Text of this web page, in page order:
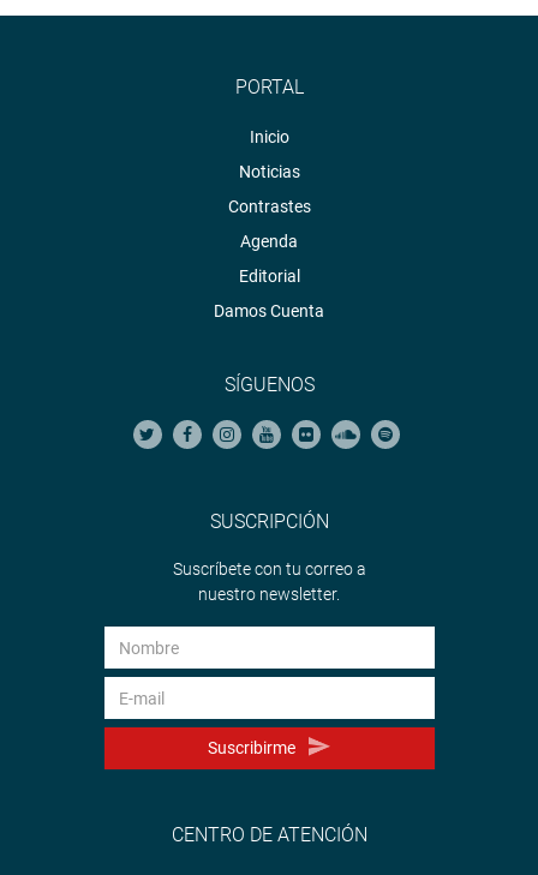
PORTAL
Inicio
Noticias
Contrastes
Agenda
Editorial
Damos Cuenta
SÍGUENOS
SUSCRIPCIÓN
Suscríbete con tu correo a
nuestro newsletter.
Suscribirme
CENTRO DE ATENCIÓN